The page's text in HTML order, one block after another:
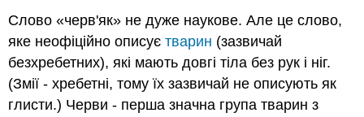
Слово «черв'як» не дуже наукове. Але це слово,
яке неофіційно описуєтварин (зазвичай
безхребетних), які мають довгі тіла без рук і ніг.
(Змії - хребетні, тому їх зазвичай не описують як
глисти.) Черви - перша значна група тварин з